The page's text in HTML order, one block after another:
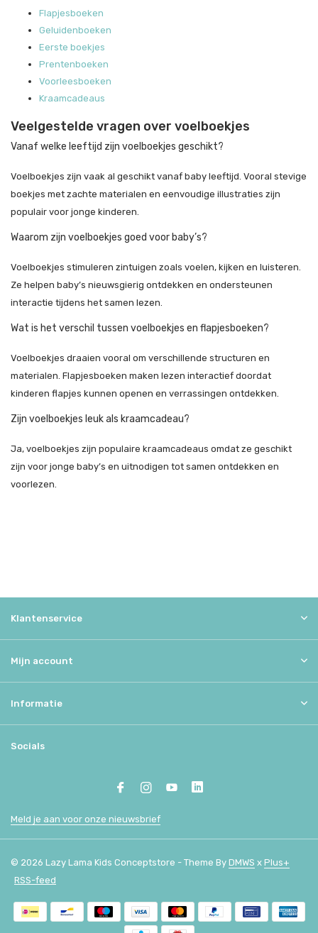
Flapjesboeken
Geluidenboeken
Eerste boekjes
Prentenboeken
Voorleesboeken
Kraamcadeaus
Veelgestelde vragen over voelboekjes
Vanaf welke leeftijd zijn voelboekjes geschikt?
Voelboekjes zijn vaak al geschikt vanaf baby leeftijd. Vooral stevige
boekjes met zachte materialen en eenvoudige illustraties zijn
populair voor jonge kinderen.
Waarom zijn voelboekjes goed voor baby’s?
Voelboekjes stimuleren zintuigen zoals voelen, kijken en luisteren.
Ze helpen baby’s nieuwsgierig ontdekken en ondersteunen
interactie tijdens het samen lezen.
Wat is het verschil tussen voelboekjes en flapjesboeken?
Voelboekjes draaien vooral om verschillende structuren en
materialen. Flapjesboeken maken lezen interactief doordat
kinderen flapjes kunnen openen en verrassingen ontdekken.
Zijn voelboekjes leuk als kraamcadeau?
Ja, voelboekjes zijn populaire kraamcadeaus omdat ze geschikt
zijn voor jonge baby’s en uitnodigen tot samen ontdekken en
voorlezen.
Klantenservice
Mijn account
Informatie
Socials
Meld je aan voor onze nieuwsbrief
© 2026 Lazy Lama Kids Conceptstore - Theme By DMWS x Plus+
RSS-feed